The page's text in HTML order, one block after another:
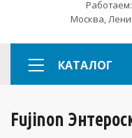
Работаем:
Москва,
КАТАЛОГ
Fujinon